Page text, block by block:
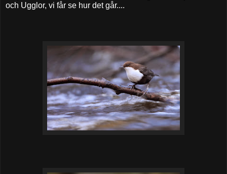
och Ugglor, vi får se hur det går....